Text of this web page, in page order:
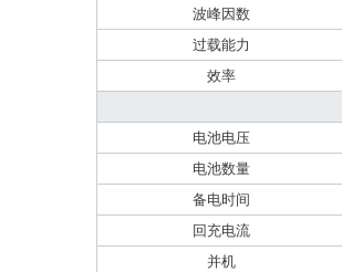
波峰因数
过载能力
效率
电池电压
电池数量
备电时间
回充电流
并机